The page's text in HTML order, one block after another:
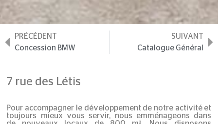
PRÉCÉDENT
Concession BMW
SUIVANT
Catalogue Général
7 rue des Létis
Pour accompagner le développement de notre activité et
toujours mieux vous servir, nous emménageons dans